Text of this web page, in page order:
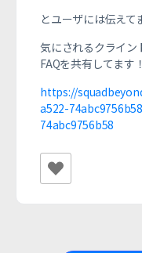
とユーザには伝えて
気にされるクライン
FAQを共有してます！
https://
a522-
74abc9756b58